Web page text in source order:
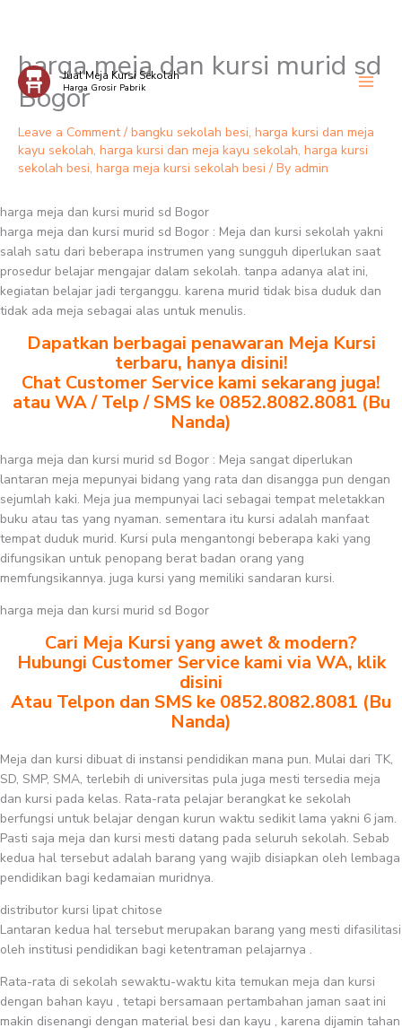
Skip
content
Jual Meja Kursi Sekolah
Harga Grosir Pabrik
harga meja dan kursi murid sd
Bogor
Leave a Comment / bangku sekolah besi, harga kursi dan meja
kayu sekolah, harga kursi dan meja kayu sekolah, harga kursi
sekolah besi, harga meja kursi sekolah besi / By admin
harga meja dan kursi murid sd Bogor
harga meja dan kursi murid sd Bogor : Meja dan kursi sekolah yakni
salah satu dari beberapa instrumen yang sungguh diperlukan saat
prosedur belajar mengajar dalam sekolah. tanpa adanya alat ini,
kegiatan belajar jadi terganggu. karena murid tidak bisa duduk dan
tidak ada meja sebagai alas untuk menulis.
Dapatkan berbagai penawaran Meja Kursi
terbaru, hanya disini!
Chat Customer Service kami sekarang juga!
atau WA / Telp / SMS ke 0852.8082.8081 (Bu
Nanda)
harga meja dan kursi murid sd Bogor : Meja sangat diperlukan
lantaran meja mepunyai bidang yang rata dan disangga pun dengan
sejumlah kaki. Meja jua mempunyai laci sebagai tempat meletakkan
buku atau tas yang nyaman. sementara itu kursi adalah manfaat
tempat duduk murid. Kursi pula mengantongi beberapa kaki yang
difungsikan untuk penopang berat badan orang yang
memfungsikannya. juga kursi yang memiliki sandaran kursi.
harga meja dan kursi murid sd Bogor
Cari Meja Kursi yang awet & modern?
Hubungi Customer Service kami via WA, klik
disini
Atau Telpon dan SMS ke 0852.8082.8081 (Bu
Nanda)
Meja dan kursi dibuat di instansi pendidikan mana pun. Mulai dari TK,
SD, SMP, SMA, terlebih di universitas pula juga mesti tersedia meja
dan kursi pada kelas. Rata-rata pelajar berangkat ke sekolah
berfungsi untuk belajar dengan kurun waktu sedikit lama yakni 6 jam.
Pasti saja meja dan kursi mesti datang pada seluruh sekolah. Sebab
kedua hal tersebut adalah barang yang wajib disiapkan oleh lembaga
pendidikan bagi kedamaian muridnya.
distributor kursi lipat chitose
Lantaran kedua hal tersebut merupakan barang yang mesti difasilitasi
oleh institusi pendidikan bagi ketentraman pelajarnya .
Rata-rata di sekolah sewaktu-waktu kita temukan meja dan kursi
dengan bahan kayu , tetapi bersamaan pertambahan jaman saat ini
makin disenangi dengan material besi dan kayu , karena dijamin tahan